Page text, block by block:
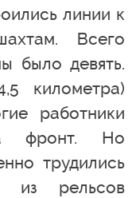
линии к
Всего
было девять.
километра)
работники
фронт. Но
трудились
из рельсов